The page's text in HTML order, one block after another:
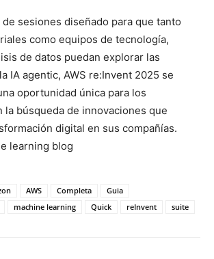
sesiones diseñado para que tanto
como equipos de tecnología,
de datos puedan explorar las
IA agentic, AWS re:Invent 2025 se
oportunidad única para los
la búsqueda de innovaciones que
digital en sus compañías.
learning blog
AWS Completa
Guia
machine learning Quick reInvent suite